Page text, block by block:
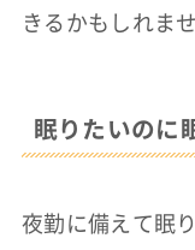
きるかもしれませ
眠りたいのに
夜勤に備えて眠